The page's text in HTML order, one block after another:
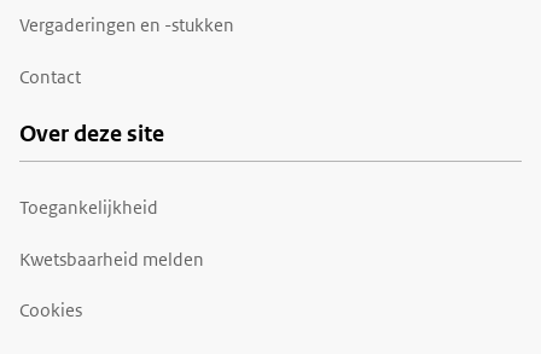
Vergaderingen en -stukken
Contact
Over deze site
Toegankelijkheid
Kwetsbaarheid melden
Cookies